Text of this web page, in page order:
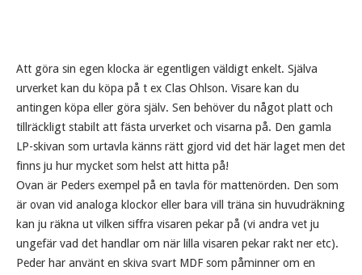
Att göra sin egen klocka är egentligen väldigt enkelt. Själva
urverket kan du köpa på t ex Clas Ohlson. Visare kan du
antingen köpa eller göra själv. Sen behöver du något platt och
tillräckligt stabilt att fästa urverket och visarna på. Den gamla
LP-skivan som urtavla känns rätt gjord vid det här laget men det
finns ju hur mycket som helst att hitta på!
Ovan är Peders exempel på en tavla för mattenörden. Den som
är ovan vid analoga klockor eller bara vill träna sin huvudräkning
kan ju räkna ut vilken siffra visaren pekar på (vi andra vet ju
ungefär vad det handlar om när lilla visaren pekar rakt ner etc).
Peder har använt en skiva svart MDF som påminner om en